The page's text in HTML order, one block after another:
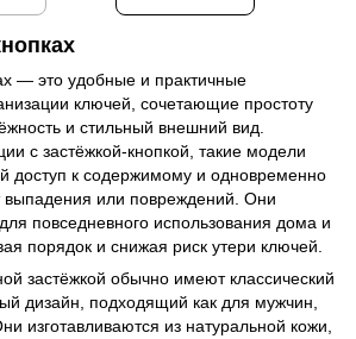
— это удобные и практичные
ключей, сочетающие простоту
и стильный внешний вид.
с застёжкой-кнопкой, такие модели
доступ к содержимому и одновременно
или повреждений. Они
повседневного использования дома и
порядок и снижая риск утери ключей.
застёжкой обычно имеют классический
дизайн, подходящий как для мужчин,
изготавливаются из натуральной кожи,